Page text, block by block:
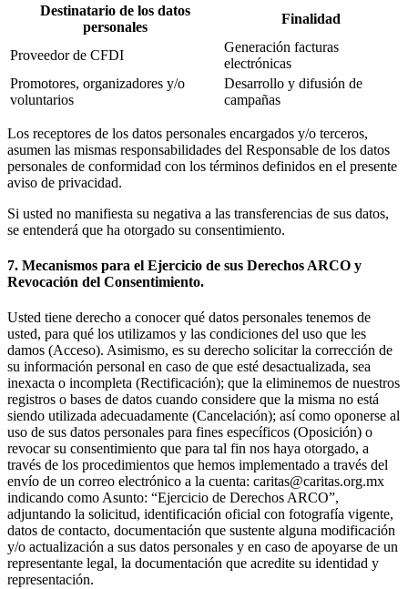
Destinatario de los datos
personales
Finalidad
Proveedor de CFDI
Generación facturas
electrónicas
Promotores, organizadores y/o
voluntarios
Desarrollo y difusión de
campañas
Los receptores de los datos personales encargados y/o terceros,
asumen las mismas responsabilidades del Responsable de los datos
personales de conformidad con los términos definidos en el presente
aviso de privacidad.
Si usted no manifiesta su negativa a las transferencias de sus datos,
se entenderá que ha otorgado su consentimiento.
7. Mecanismos para el Ejercicio de sus Derechos ARCO y
Revocación del Consentimiento.
Usted tiene derecho a conocer qué datos personales tenemos de
usted, para qué los utilizamos y las condiciones del uso que les
damos (Acceso). Asimismo, es su derecho solicitar la corrección de
su información personal en caso de que esté desactualizada, sea
inexacta o incompleta (Rectificación); que la eliminemos de nuestros
registros o bases de datos cuando considere que la misma no está
siendo utilizada adecuadamente (Cancelación); así como oponerse al
uso de sus datos personales para fines específicos (Oposición) o
revocar su consentimiento que para tal fin nos haya otorgado, a
través de los procedimientos que hemos implementado a través del
envío de un correo electrónico a la cuenta: caritas@caritas.org.mx
indicando como Asunto: “Ejercicio de Derechos ARCO”,
adjuntando la solicitud, identificación oficial con fotografía vigente,
datos de contacto, documentación que sustente alguna modificación
y/o actualización a sus datos personales y en caso de apoyarse de un
representante legal, la documentación que acredite su identidad y
representación.